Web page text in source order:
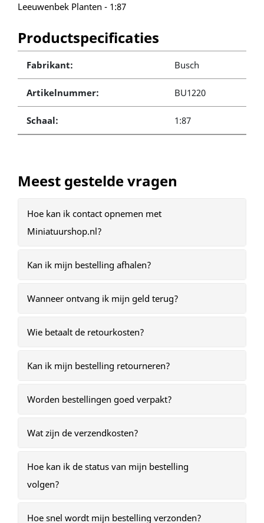
Leeuwenbek Planten - 1:87
Productspecificaties
Fabrikant: Busch
Artikelnummer: BU1220
Schaal: 1:87
Meest gestelde vragen
Hoe kan ik contact opnemen met
Miniatuurshop.nl?
Kan ik mijn bestelling afhalen?
Wanneer ontvang ik mijn geld terug?
Wie betaalt de retourkosten?
Kan ik mijn bestelling retourneren?
Worden bestellingen goed verpakt?
Wat zijn de verzendkosten?
Hoe kan ik de status van mijn bestelling
volgen?
Hoe snel wordt mijn bestelling verzonden?